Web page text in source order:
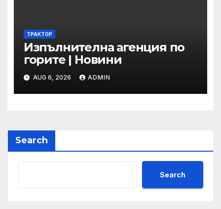
ТРАКТОР
Изпълнителна агенция по
горите | Новини
AUG 6, 2026 ADMIN
Search
Search